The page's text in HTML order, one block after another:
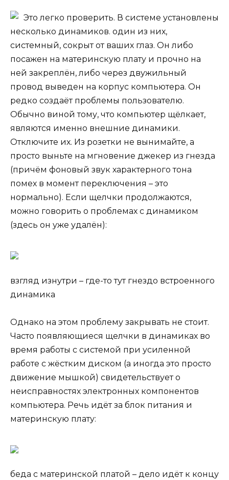
Это легко проверить. В системе установлены
несколько динамиков. один из них,
системный, сокрыт от ваших глаз. Он либо
посажен на материнскую плату и прочно на
ней закреплён, либо через двужильный
провод выведен на корпус компьютера. Он
редко создаёт проблемы пользователю.
Обычно виной тому, что компьютер щёлкает,
являются именно внешние динамики.
Отключите их. Из розетки не вынимайте, а
просто выньте на мгновение джекер из гнезда
(причём фоновый звук характерного тона
помех в момент переключения – это
нормально). Если щелчки продолжаются,
можно говорить о проблемах с динамиком
(здесь он уже удалён):
взгляд изнутри – где-то тут гнездо встроенного
динамика
Однако на этом проблему закрывать не стоит.
Часто появляющиеся щелчки в динамиках во
время работы с системой при усиленной
работе с жёстким диском (а иногда это просто
движение мышкой) свидетельствует о
неисправностях электронных компонентов
компьютера. Речь идёт за блок питания и
материнскую плату:
беда с материнской платой – дело идёт к концу